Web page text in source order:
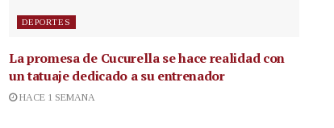
DEPORTES
La promesa de Cucurella se hace realidad con
un tatuaje dedicado a su entrenador
HACE 1 SEMANA